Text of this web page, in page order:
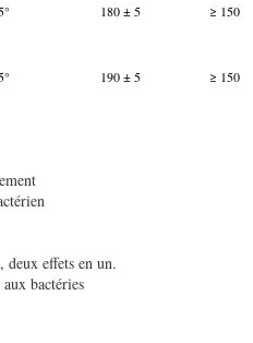
180 ± 5 ≥ 150
190 ± 5 ≥ 150
effets en un.
bactéries